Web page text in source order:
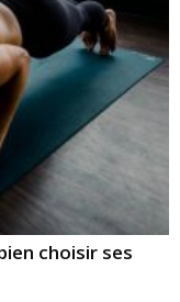
choisir ses